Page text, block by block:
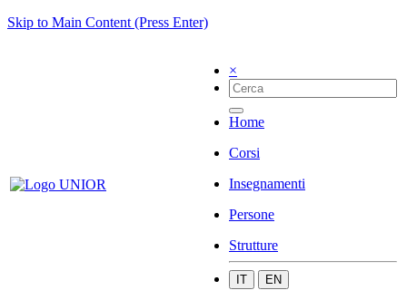
Skip to Main Content (Press Enter)
×
Home
Corsi
Insegnamenti
Persone
Strutture
IT EN